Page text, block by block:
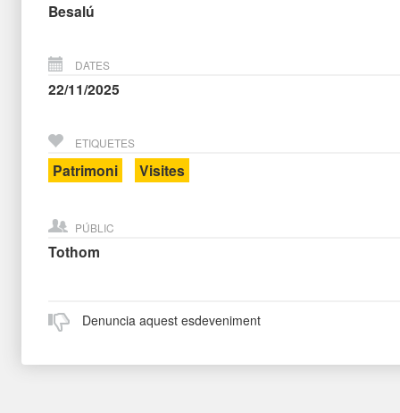
Besalú
DATES
22/11/2025
ETIQUETES
Patrimoni Visites
PÚBLIC
Tothom
Denuncia aquest esdeveniment